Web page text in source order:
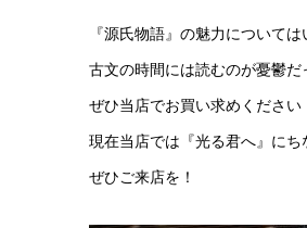
『源氏物語』の魅力について
古文の時間には読むのが憂鬱だ
ぜひ当店でお買い求めください
現在当店では『光る君へ』にち
ぜひご来店を！